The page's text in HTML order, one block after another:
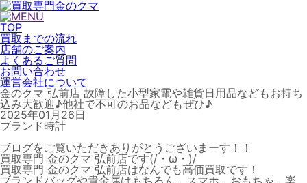
TOP
買取までの流れ
店舗のご案内
よくあるご質問
お問い合わせ
運営会社について
金のクマ 弘前店 故障した小型家電や雑貨日用品などもお持ち
込み大歓迎♪他社で不可のお品などもぜひ♪
2025年01月26日
ブランド時計
ブログをご覧いただきありがとうございまーす！！
買取専門 金のクマ 弘前店です(/・ω・)/
買取専門 金のクマ 弘前店はなんでも高価買取です！
ブランドバッグや貴金属はもちろん、スマホ、おもちゃ、楽